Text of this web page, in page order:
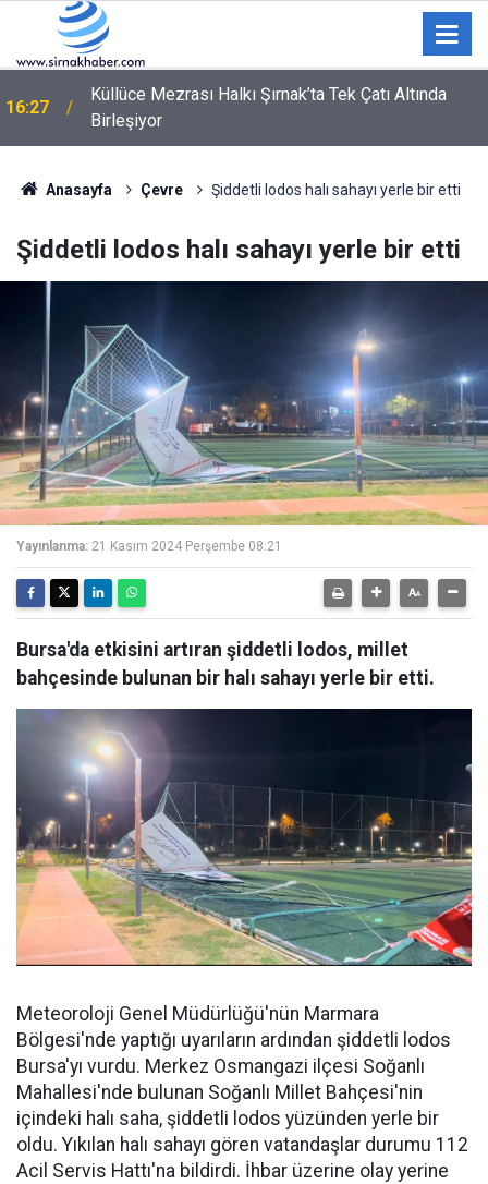
16:27
Küllüce Mezrası Halkı Şırnak’ta Tek Çatı Altında
Birleşiyor
Anasayfa Çevre Şiddetli lodos halı sahayı yerle bir etti
Şiddetli lodos halı sahayı yerle bir etti
Yayınlanma: 21 Kasım 2024 Perşembe 08:21
Bursa'da etkisini artıran şiddetli lodos, millet
bahçesinde bulunan bir halı sahayı yerle bir etti.
Meteoroloji Genel Müdürlüğü'nün Marmara
Bölgesi'nde yaptığı uyarıların ardından şiddetli lodos
Bursa'yı vurdu. Merkez Osmangazi ilçesi Soğanlı
Mahallesi'nde bulunan Soğanlı Millet Bahçesi'nin
içindeki halı saha, şiddetli lodos yüzünden yerle bir
oldu. Yıkılan halı sahayı gören vatandaşlar durumu 112
Acil Servis Hattı'na bildirdi. İhbar üzerine olay yerine